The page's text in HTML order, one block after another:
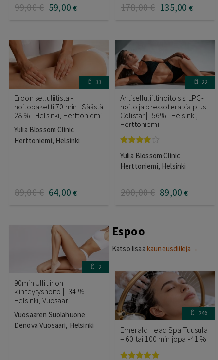
99,00€ 59,00 € 178,00€ 135,00 €
33
Eroon selluliitista -
hoitopaketti 70 min | Säästä
28 % | Helsinki, Herttoniemi
Yulia Blossom Clinic
Herttoniemi, Helsinki
89,00€ 64,00 €
22
Antiselluliittihoito sis. LPG-
hoito ja pressoterapia plus
Colistar | -56% | Helsinki,
Herttoniemi
tuotteesta:
4.00 / 5
Yulia Blossom Clinic
Herttoniemi, Helsinki
200,00€ 89,00 €
2
90min Ulfit ihon
kiinteytyshoito | -34 % |
Helsinki, Vuosaari
Vuosaaren Suolahuone
Denova Vuosaari, Helsinki
Espoo
Katso lisää kauneusdiilejä→
246
Emerald Head Spa Tuusula
– 60 tai 100 min jopa -41 %